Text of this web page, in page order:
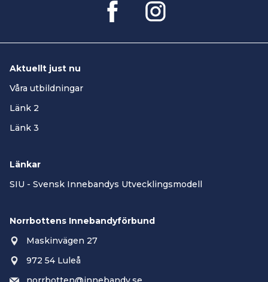
Aktuellt just nu
Våra utbildningar
Länk 2
Länk 3
Länkar
SIU - Svensk Innebandys Utvecklingsmodell
Norrbottens Innebandyförbund
Maskinvägen 27
972 54 Luleå